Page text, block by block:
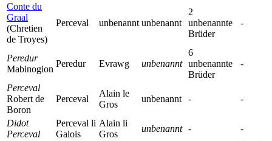
Conte du
Graal
(Chretien
de Troyes)
Perceval unbenannt unbenannt
2
unbenannte
Brüder
-
Peredur
Mabinogion
Peredur Evrawg unbenannt
6
unbenannte
Brüder
-
Perceval
Robert de
Boron
Perceval
Alain le
Gros
unbenannt - -
Didot
Perceval
Perceval li
Galois
Alain li
Gros
unbenannt - -